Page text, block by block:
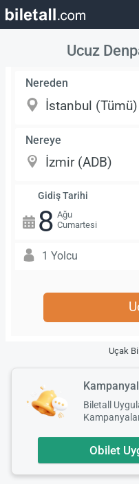
Ucuz
Nereden
Nereye
Gidiş Tarihi
8 Ağu
Cumartesi
1 Yolcu
Uçak
Biletall
Obilet